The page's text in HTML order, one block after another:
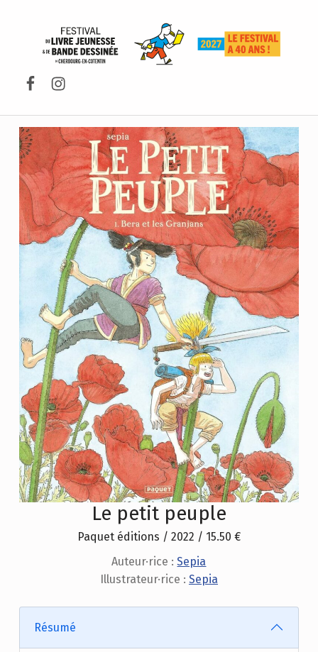
Facebook
Instagram
Le petit peuple
Paquet éditions / 2022 / 15.50 €
Auteur·rice :Sepia
Illustrateur·rice : Sepia
Résumé